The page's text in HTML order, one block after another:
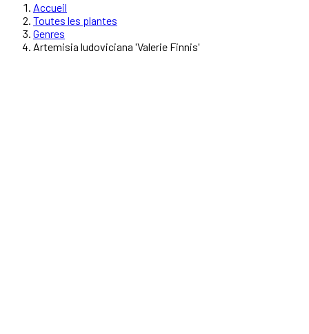
Accueil
Toutes les plantes
Genres
Artemisia ludoviciana 'Valerie Finnis'